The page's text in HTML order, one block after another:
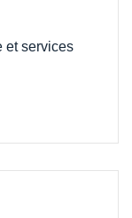
et services